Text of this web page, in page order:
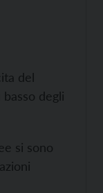
del
degli
si sono